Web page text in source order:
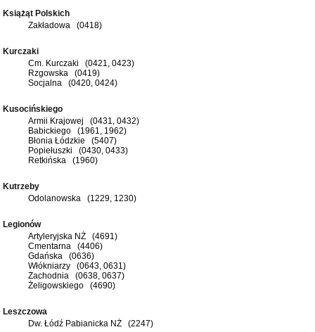
Książąt Polskich
Zakładowa (0418)
Kurczaki
Cm. Kurczaki (0421, 0423)
Rzgowska (0419)
Socjalna (0420, 0424)
Kusocińskiego
Armii Krajowej (0431, 0432)
Babickiego (1961, 1962)
Błonia Łódzkie (5407)
Popiełuszki (0430, 0433)
Retkińska (1960)
Kutrzeby
Odolanowska (1229, 1230)
Legionów
Artyleryjska NŻ (4691)
Cmentarna (4406)
Gdańska (0636)
Włókniarzy (0643, 0631)
Zachodnia (0638, 0637)
Żeligowskiego (4690)
Leszczowa
Dw. Łódź Pabianicka NŻ (2247)